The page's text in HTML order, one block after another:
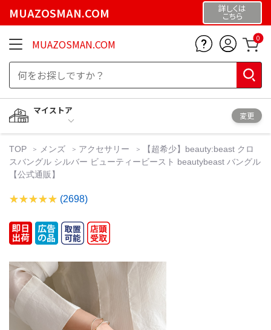
MUAZOSMAN.COM 詳しくは
こちら
MUAZOSMAN.COM 0
マイストア
変更
TOP メンズ アクセサリー
【超希少】beauty:beast クロ
スバングル シルバー ビューティービースト beautybeast バングル
【公式通販】
(2698)